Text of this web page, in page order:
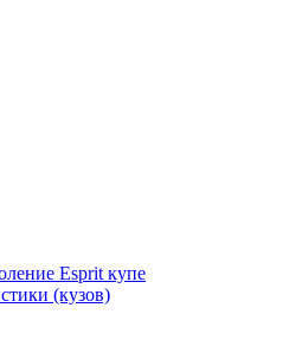
Esprit купе
(кузов)